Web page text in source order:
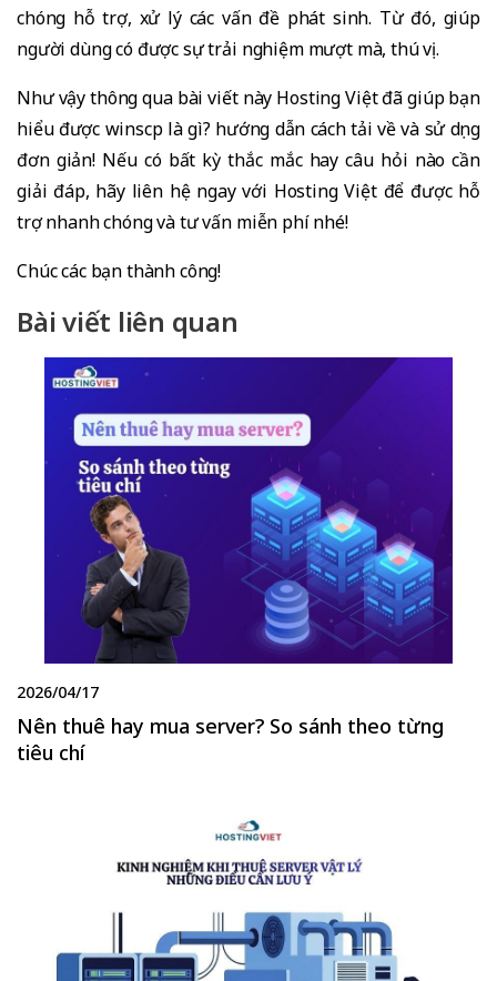
chóng hỗ trợ, xử lý các vấn đề phát sinh. Từ đó, giúp
người dùng có được sự trải nghiệm mượt mà, thú vị.
Như vậy thông qua bài viết này Hosting Việt đã giúp bạn
hiểu được winscp là gì? hướng dẫn cách tải về và sử dụng
đơn giản! Nếu có bất kỳ thắc mắc hay câu hỏi nào cần
giải đáp, hãy liên hệ ngay với Hosting Việt để được hỗ
trợ nhanh chóng và tư vấn miễn phí nhé!
Chúc các bạn thành công!
Bài viết liên quan
2026/04/17
Nên thuê hay mua server? So sánh theo từng
tiêu chí